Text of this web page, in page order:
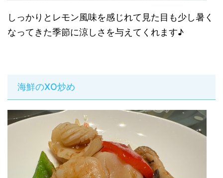
しっかりとレモン風味を感じれて見た目も少し暑く
なってきた季節に涼しさを与えてくれます♪
海鮮のXO炒め